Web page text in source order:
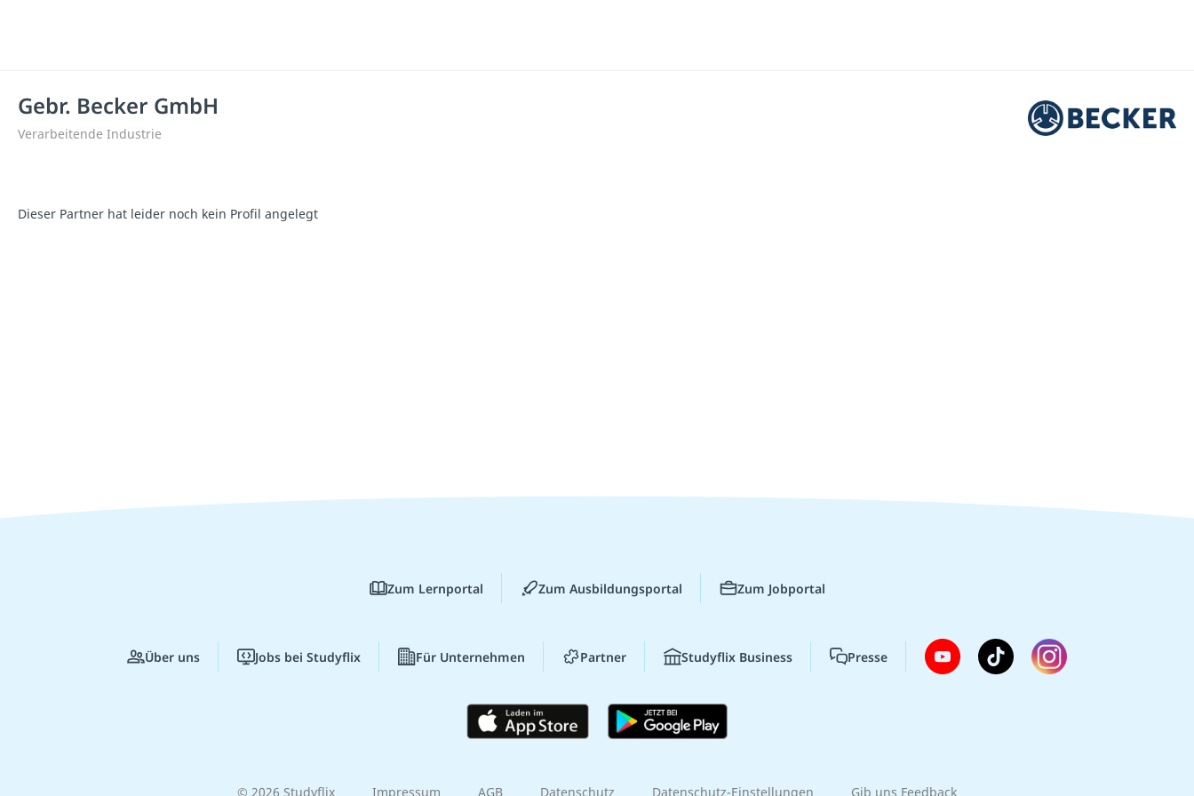
Gebr. Becker GmbH
Verarbeitende Industrie
Dieser Partner hat leider noch kein Profil angelegt
Zum Lernportal Zum Ausbildungsportal Zum Jobportal
Über uns Jobs bei Studyflix Für Unternehmen Partner Studyflix Business Presse
© 2026 Studyflix Impressum AGB Datenschutz Datenschutz-Einstellungen Gib uns Feedback